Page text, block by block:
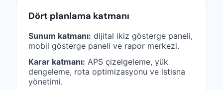
Dört planlama katmanı
Sunum katmanı: dijital ikiz gösterge paneli,
mobil gösterge paneli ve rapor merkezi.
Karar katmanı: APS çizelgeleme, yük
dengeleme, rota optimizasyonu ve istisna
yönetimi.